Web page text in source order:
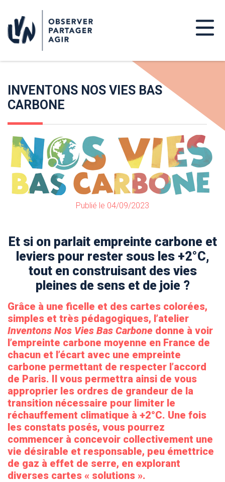
INVENTONS NOS VIES BAS
CARBONE
Publié le 04/09/2023
Et si on parlait empreinte carbone et
leviers pour rester sous les +2°C,
tout en construisant des vies
pleines de sens et de joie ?
Grâce à une ficelle et des cartes colorées,
simples et très pédagogiques, l’atelier
Inventons Nos Vies Bas Carbone donne à voir
l’empreinte carbone moyenne en France de
chacun et l’écart avec une empreinte
carbone permettant de respecter l’accord
de Paris. Il vous permettra ainsi de vous
approprier les ordres de grandeur de la
transition nécessaire pour limiter le
réchauffement climatique à +2°C. Une fois
les constats posés, vous pourrez
commencer à concevoir collectivement une
vie désirable et responsable, peu émettrice
de gaz à effet de serre, en explorant
diverses cartes « solutions ».